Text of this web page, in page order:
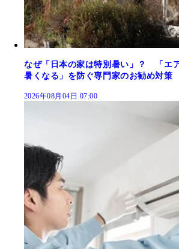
なぜ「日本の家は特別暑い」？ 「エ
暑くなる」を防ぐ専門家のお勧め対策
2026年08月04日 07:00